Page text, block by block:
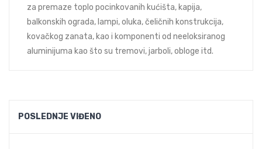
za premaze toplo pocinkovanih kućišta, kapija,
balkonskih ograda, lampi, oluka, čeličnih konstrukcija,
kovačkog zanata, kao i komponenti od neeloksiranog
aluminijuma kao što su tremovi, jarboli, obloge itd.
POSLEDNJE VIĐENO